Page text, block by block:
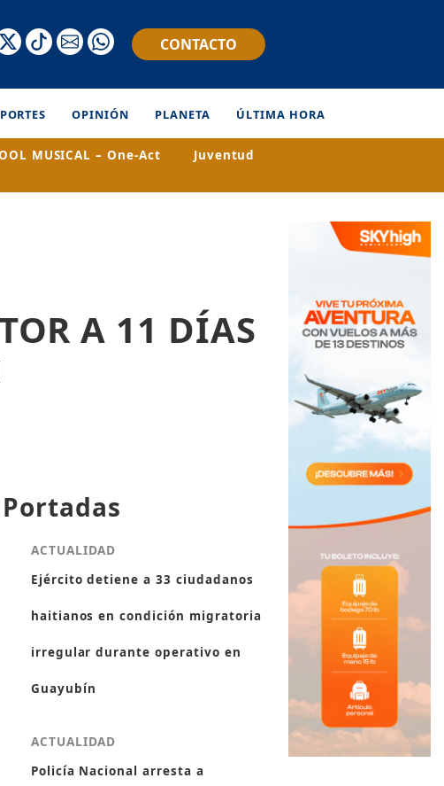
CONTACTO
OPINIÓN PLANETA ÚLTIMA HORA
MUSICAL – One-Act
Juventud
A 11 DÍAS
Portadas
ACTUALIDAD
Ejército detiene a 33 ciudadanos
haitianos en condición migratoria
irregular durante operativo en
Guayubín
ACTUALIDAD
Policía Nacional arresta a